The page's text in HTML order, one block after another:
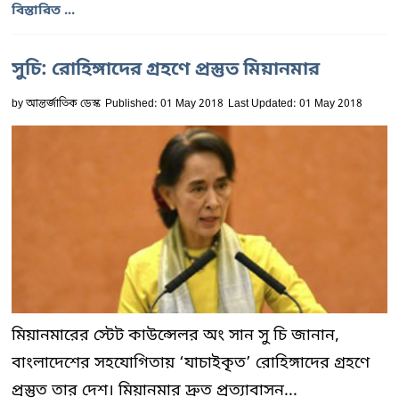
বিস্তারিত ...
সুচি: রোহিঙ্গাদের গ্রহণে প্রস্তুত মিয়ানমার
byআন্তর্জাতিক ডেস্ক Published: 01 May 2018 Last Updated: 01 May 2018
মিয়ানমারের স্টেট কাউন্সেলর অং সান সু চি জানান,
বাংলাদেশের সহযোগিতায় ‘যাচাইকৃত’ রোহিঙ্গাদের গ্রহণে
প্রস্তুত তার দেশ। মিয়ানমার দ্রুত প্রত্যাবাসন...